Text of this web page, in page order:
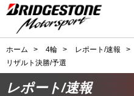
ホーム > 4輪 > レポート/速報 >
リザルト決勝/予選
レポート/速報